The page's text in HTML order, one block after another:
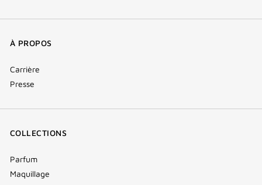
À PROPOS
Carrière
Presse
COLLECTIONS
Parfum
Maquillage